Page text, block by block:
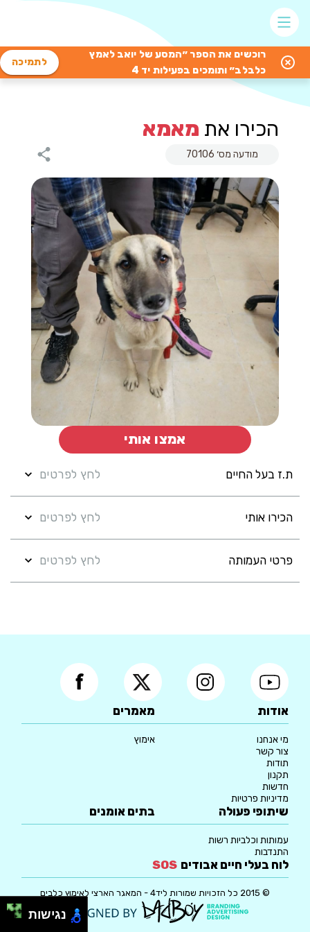
רוכשים את הספר ״המסע של יואב לאמץ
כלבלב״ ותומכים בפעילות יד 4
לתמיכה
הכירו את מאמא
מודעה מס׳ 70106
ת.ז בעל החיים לחץ לפרטים
הכירו אותי לחץ לפרטים
פרטי העמותה לחץ לפרטים
אמצו אותי
אודות
מי אנחנו
צור קשר
תודות
תקנון
חדשות
מדיניות פרטיות
מאמרים
אימוץ
שיתופי פעולה
עמותות וכלביות רשות
התנדבות
בתים אומנים
לוח בעלי חיים אבודים SOS
© 2015 כל הזכויות שמורות ליד4 - המאגר הארצי לאימוץ כלבים
נגישות